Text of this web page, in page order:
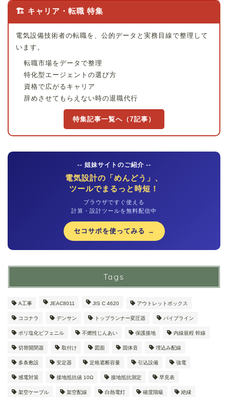
🏗 キャリア・転職 特集
電気設備技術者の転職を、公的データと実務目線で整理して
います。
転職市場をデータで整理
特化型エージェントの選び方
資格で広がるキャリア
辞めさせてもらえない時の退職代行
特集記事一覧へ（7記事）
-- 姐妹サイトのご紹介 --
電気設計の「めんどう」、
ツールでまるっと時短！
ブラウザですぐ使える
計算・設計ツールを無料配信中
セコサポを使ってみる →
Tags
A工事 JEAC8011 JIS C 4620 アウトレットボックス
ココナラ デンサン トップランナー変圧器 パイプライン
ポリ塩化ビフェニル 不燃性じんあい 保護接地 内線規程 幹線
切替開閉器 取付け 図面 固体音 埋込み配線
多条敷設 安定器 定格遮断容量 引込設備 強電
感電対策 接地抵抗値 10Ω 接地抵抗測定 早見表
架空ケーブル 架空配線 白熱電灯 確度階級 絶縁